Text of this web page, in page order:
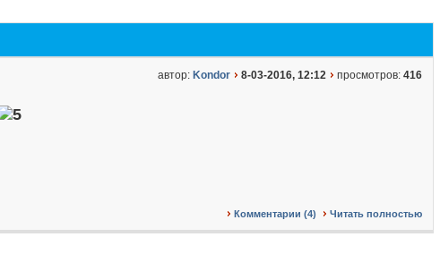
автор: Kondor 8-03-2016, 12:12 просмотров: 416
Комментарии (4) Читать полностью